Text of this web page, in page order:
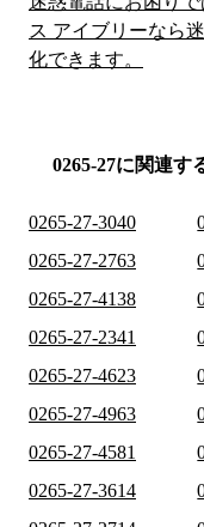
ス アイブリーなら
化できます。
0265-27に関連す
0265-27-3040
0265-27-2763
0265-27-4138
0265-27-2341
0265-27-4623
0265-27-4963
0265-27-4581
0265-27-3614